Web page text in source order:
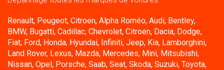
Renault, Peugeot, Citroen, Alpha Roméo, Audi, Bentley,
BMW, Bugatti, Cadillac, Chevrolet, Citroen, Dacia, Dodge,
Fiat, Ford, Honda, Hyundai, Infiniti, Jeep, Kia, Lamborghini,
Land Rover, Lexus, Mazda, Mercedes, Mini, Mitsubishi,
Nissan, Opel, Porsche, Saab, Seat, Skoda, Suzuki, Toyota,